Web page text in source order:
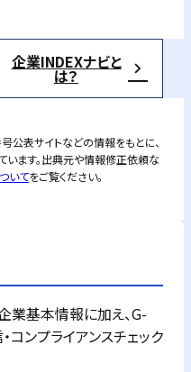
企業INDEXナビと
は？
公表サイトなどの情報をもとに、
ます。出典元や情報修正依頼な
いてをご覧ください。
業基本情報に加え、G-
コンプライアンスチェック